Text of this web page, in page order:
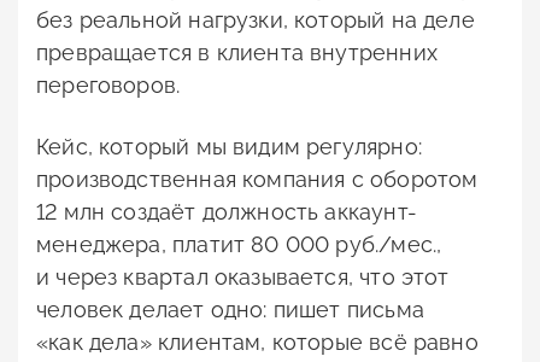
без реальной нагрузки, который на деле
превращается в клиента внутренних
переговоров.
Кейс, который мы видим регулярно:
производственная компания с оборотом
12 млн создаёт должность аккаунт-
менеджера, платит 80 000 руб./мес.,
и через квартал оказывается, что этот
человек делает одно: пишет письма
«как дела» клиентам, которые всё равно